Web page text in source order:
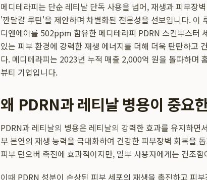
메디테라피는 단순 레티날 단독 사용을 넘어, 재생과 피부장
'깐달걀 루틴'을 제안하며 차별화된 전문성을 선보입니다. 이
디엔에이를 502ppm 함유한 메디테라피 PDRN 스킨부스터
있는 피부 환경에 강력한 재생 에너지를 더해 더욱 탄탄하고
다. 메디테라피는 2023년 누적 매출 2,000억 원을 돌파하며
뷰티 기업입니다.
왜 PDRN과 레티날 병용이 중요
PDRN과 레티날의 병용은 레티날의 강력한 효과를 유지하면
부 본연의 재생 능력을 극대화하여 건강한 피부장벽 회복을
피부 턴오버 촉진에 효과적이지만, 일부 사용자에게는 건조
이때 PDRN 성분이 손상된 피부 세포의 재생을 촉진하고 피